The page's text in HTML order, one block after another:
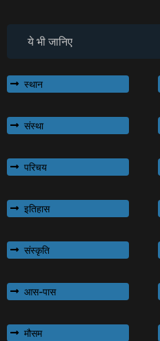
ये भी जानिए
स्थान
संस्था
परिचय
इतिहास
संस्कृति
आस-पास
मौसम